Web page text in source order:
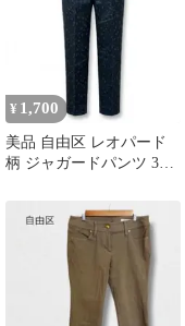
¥ 1,700
美品 自由区 レオパード
柄 ジャガードパンツ 38